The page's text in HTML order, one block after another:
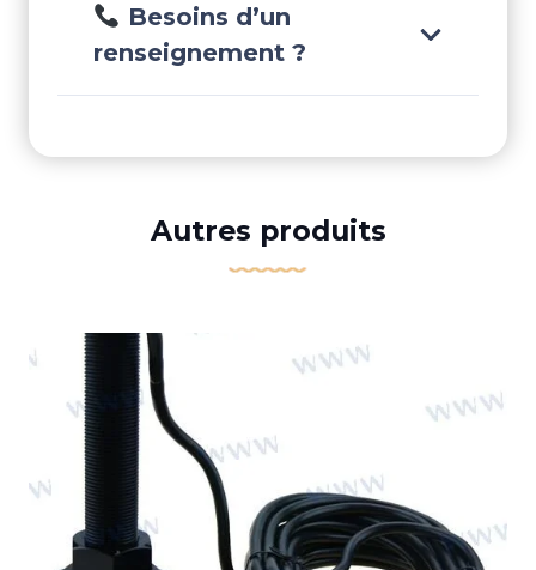
Besoins d’un
renseignement ?
Autres produits